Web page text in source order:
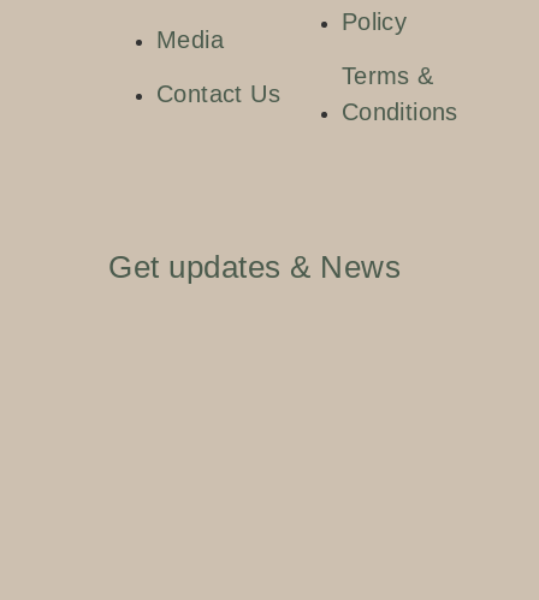
Media
Contact Us
Policy
Terms &
Conditions
Get updates & News